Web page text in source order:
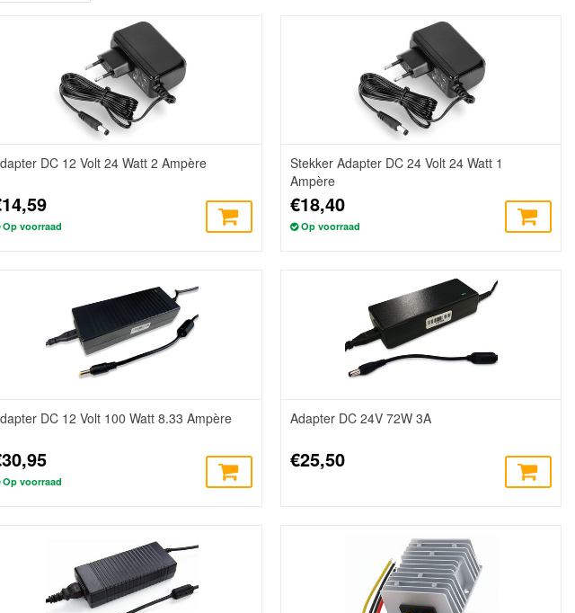
DC 12 Volt 24 Watt 2 Ampère
Op voorraad
Stekker Adapter DC 24 Volt 24 Watt 1
Ampère
€18,40
Op voorraad
DC 12 Volt 100 Watt 8.33 Ampère
Op voorraad
Adapter DC 24V 72W 3A
€25,50